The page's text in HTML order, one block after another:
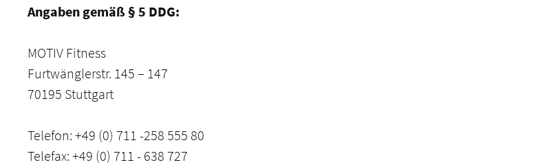
Angaben gemäß § 5 DDG:
MOTIV Fitness
Furtwänglerstr. 145 – 147
70195 Stuttgart
Telefon: +49 (0) 711 -258 555 80
Telefax: +49 (0) 711 - 638 727